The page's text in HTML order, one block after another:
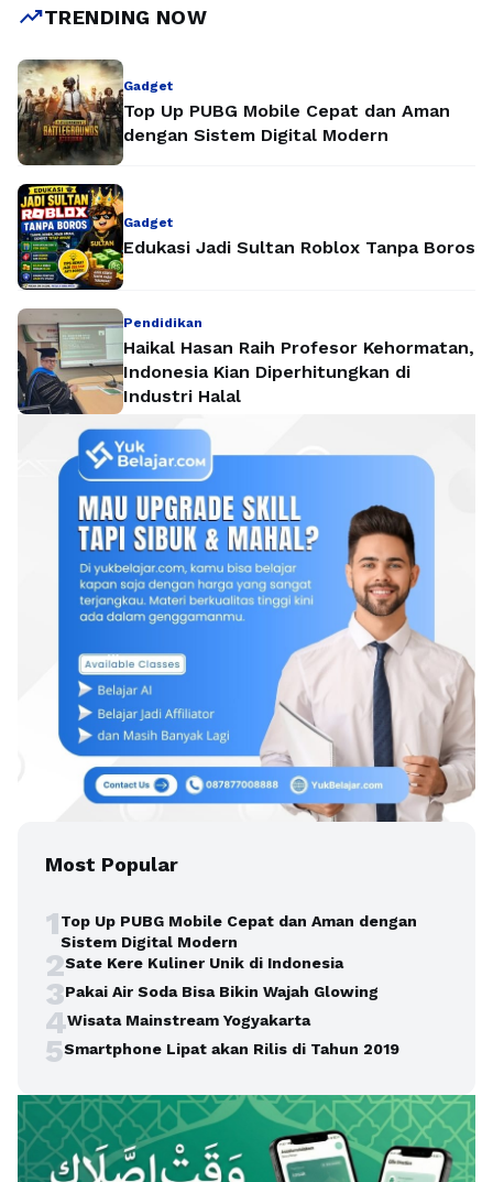
seleksi masuk POLBAN dengan sistem Computer Assisted …
trending_upTRENDING NOW
Gadget
Top Up PUBG Mobile Cepat dan Aman
dengan Sistem Digital Modern
Gadget
Edukasi Jadi Sultan Roblox Tanpa Boros
Pendidikan
Haikal Hasan Raih Profesor Kehormatan,
Indonesia Kian Diperhitungkan di
Industri Halal
Most Popular
1Top Up PUBG Mobile Cepat dan Aman dengan
Sistem Digital Modern
2Sate Kere Kuliner Unik di Indonesia
3Pakai Air Soda Bisa Bikin Wajah Glowing
4Wisata Mainstream Yogyakarta
5Smartphone Lipat akan Rilis di Tahun 2019